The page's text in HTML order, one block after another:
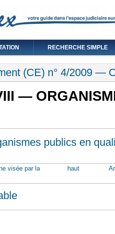
RECHERCHE SIMPLE
(CE) n° 4/2009 —
—
publics en
visée par la
haut